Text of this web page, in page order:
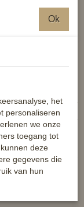
manenkam,
Ok
het
personaliseren
we onze
toegang tot
deze
gegevens die
van hun